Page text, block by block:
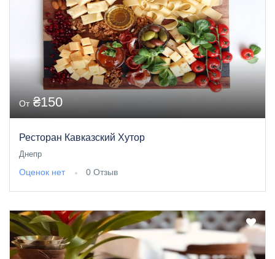
От₴150
Ресторан Кавказский Хутор
Днепр
Оценок нет 0 Отзыв